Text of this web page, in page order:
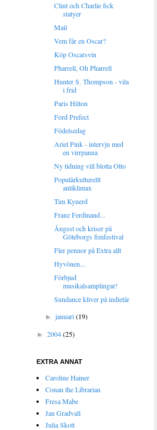
Clint och Charlie fick
statyer
Mail
Vem får en Oscar?
Köp Oscarsvin
Pharrell, Oh Pharrell
Hunter S. Thompson - vila
i frid
Paris Hilton
Ford Prefect
Födelsedag
Ariel Pink - intervju med
en virrpanna
Ny tidning vill blotta Otto
Populärkulturellt
antiklimax
Tim Kynerd
Franz Ferdinand...
Ångest och kriser på
Göteborgs fimfestival
Fler pennor på Extra allt
Hyvönen...
Förbjud
musikalsamplingar!
Sundance kliver på indietår
►januari(19)
► 2004(25)
EXTRA ANNAT
Caroline Hainer
Conan the Librarian
Fresa Mabe
Jan Gradvall
Julia Skott